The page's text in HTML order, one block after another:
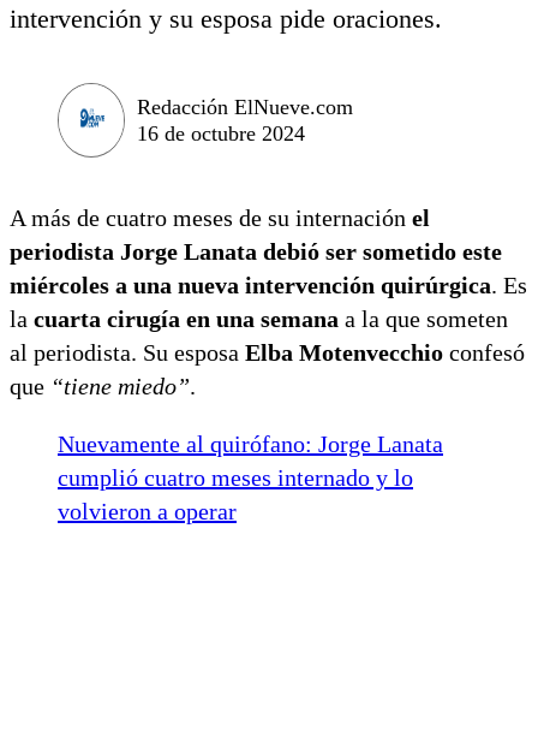
intervención y su esposa pide oraciones.
Redacción ElNueve.com
16 de octubre 2024
A más de cuatro meses de su internación el
periodista Jorge Lanata debió ser sometido este
miércoles a una nueva intervención quirúrgica. Es
la cuarta cirugía en una semana a la que someten
al periodista. Su esposa Elba Motenvecchio confesó
que “tiene miedo”.
Nuevamente al quirófano: Jorge Lanata
cumplió cuatro meses internado y lo
volvieron a operar